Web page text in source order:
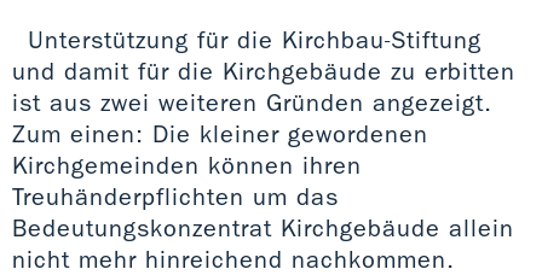
Unterstützung für die Kirchbau-Stiftung
und damit für die Kirchgebäude zu erbitten
ist aus zwei weiteren Gründen angezeigt.
Zum einen: Die kleiner gewordenen
Kirchgemeinden können ihren
Treuhänderpflichten um das
Bedeutungskonzentrat Kirchgebäude allein
nicht mehr hinreichend nachkommen.